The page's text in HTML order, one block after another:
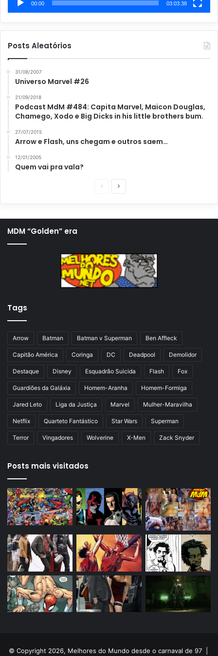
00:00 03:03:38
Posts Aleatórios
31/08/2007
Universo Marvel #26
21/09/2018
Podcast MdM #484: Capita Marvel, Maicon Douglas,
Chamego, Xodo e Big Dicks in his little brothers bum.
27/07/2015
Arrow e Flash, uns chegam e outros saem…
12/01/2005
Quem vai pra vala?
a
a
n
m
a
p
n
MDM “Golden” era
Tags
Arrow Batman Batman v Superman Ben Affleck
Capitão América Coringa DC Deadpool Demolidor
Destaque Disney Esquadrão Suicida Flash Fox
Guardiões da Galáxia Homem-Aranha Homem-Formiga
Jared Leto Liga da Justiça Marvel Mulher-Maravilha
Netflix Quarteto Fantástico Star Wars Superman
Terror Vingadores Wolverine X-Men Zack Snyder
Posts mais visitados
© Copyright 2026, Melhores do Mundo desde o carnaval de 97 |